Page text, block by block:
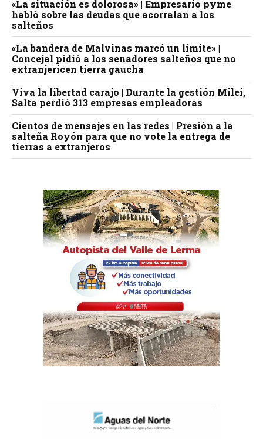
«La situación es dolorosa» | Empresario pyme
habló sobre las deudas que acorralan a los
salteños
«La bandera de Malvinas marcó un límite» |
Concejal pidió a los senadores salteños que no
extranjericen tierra gaucha
Viva la libertad carajo | Durante la gestión Milei,
Salta perdió 313 empresas empleadoras
Cientos de mensajes en las redes | Presión a la
salteña Royón para que no vote la entrega de
tierras a extranjeros